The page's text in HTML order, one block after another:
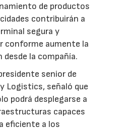
de productos
contribuirán a
segura y
conforme aumente la
desde la compañía.
senior de
Logistics, señaló que
podrá desplegarse a
capaces
eficiente a los